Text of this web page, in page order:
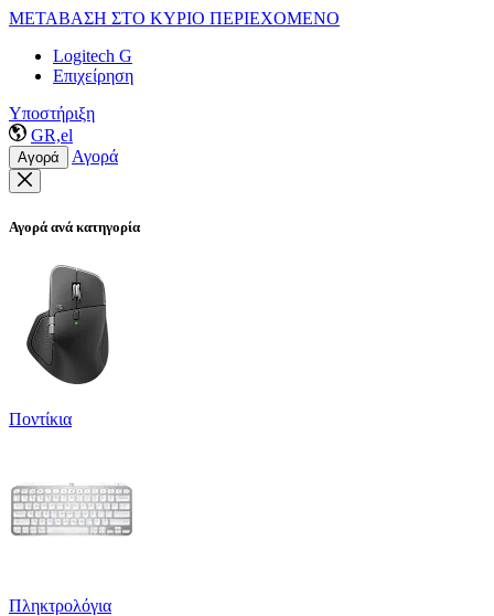
ΜΕΤΑΒΑΣΗ ΣΤΟ ΚΥΡΙΟ ΠΕΡΙΕΧΟΜΕΝΟ
Logitech G
Επιχείρηση
Υποστήριξη
GR,el
Αγορά Αγορά
Αγορά ανά κατηγορία
Ποντίκια
Πληκτρολόγια